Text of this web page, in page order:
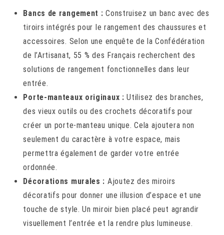
Bancs de rangement : Construisez un banc avec des
tiroirs intégrés pour le rangement des chaussures et
accessoires. Selon une enquête de la Confédération
de l’Artisanat, 55 % des Français recherchent des
solutions de rangement fonctionnelles dans leur
entrée.
Porte-manteaux originaux : Utilisez des branches,
des vieux outils ou des crochets décoratifs pour
créer un porte-manteau unique. Cela ajoutera non
seulement du caractère à votre espace, mais
permettra également de garder votre entrée
ordonnée.
Décorations murales : Ajoutez des miroirs
décoratifs pour donner une illusion d’espace et une
touche de style. Un miroir bien placé peut agrandir
visuellement l’entrée et la rendre plus lumineuse.